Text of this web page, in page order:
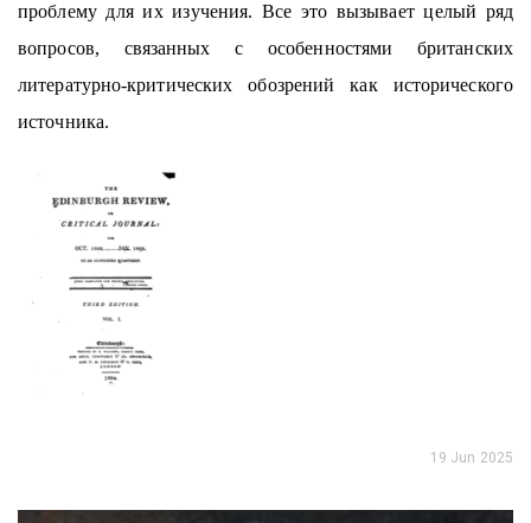
проблему для их изучения. Все это вызывает целый ряд
вопросов, связанных с особенностями британских
литературно-критических обозрений как исторического
источника.
19 Jun 2025